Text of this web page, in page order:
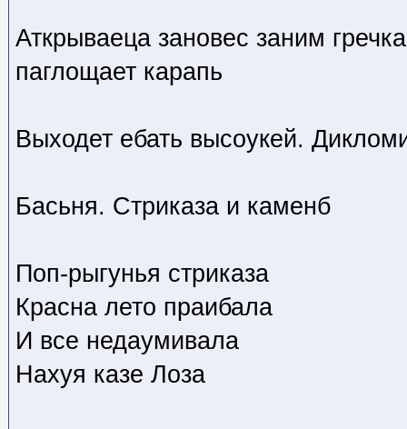
Аткрываеца зановес заним
паглощает карапь
Выходет ебать высоукей.
Басьня. Стриказа и каменб
Поп-рыгунья стриказа
Красна лето праибала
И все недаумивала
Нахуя казе Лоза